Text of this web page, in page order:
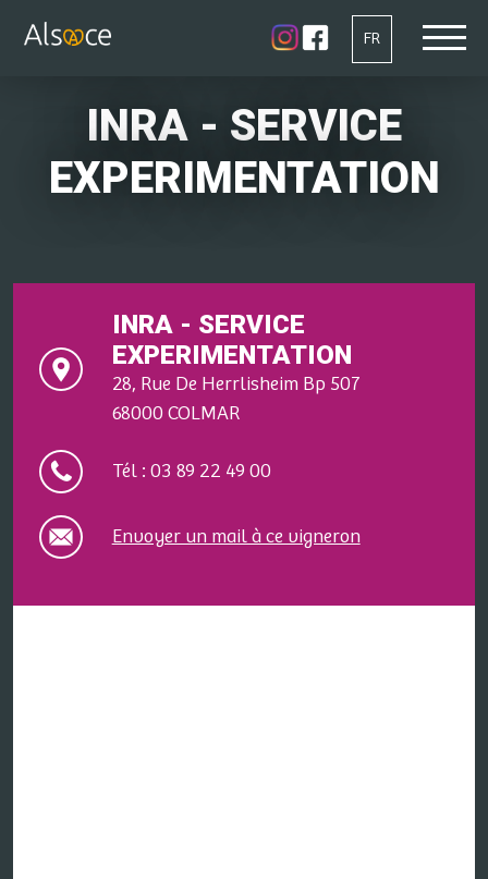
FR
INRA - SERVICE
EXPERIMENTATION
INRA - SERVICE
EXPERIMENTATION
28, Rue De Herrlisheim Bp 507
68000 COLMAR
Tél : 03 89 22 49 00
Envoyer un mail à ce vigneron